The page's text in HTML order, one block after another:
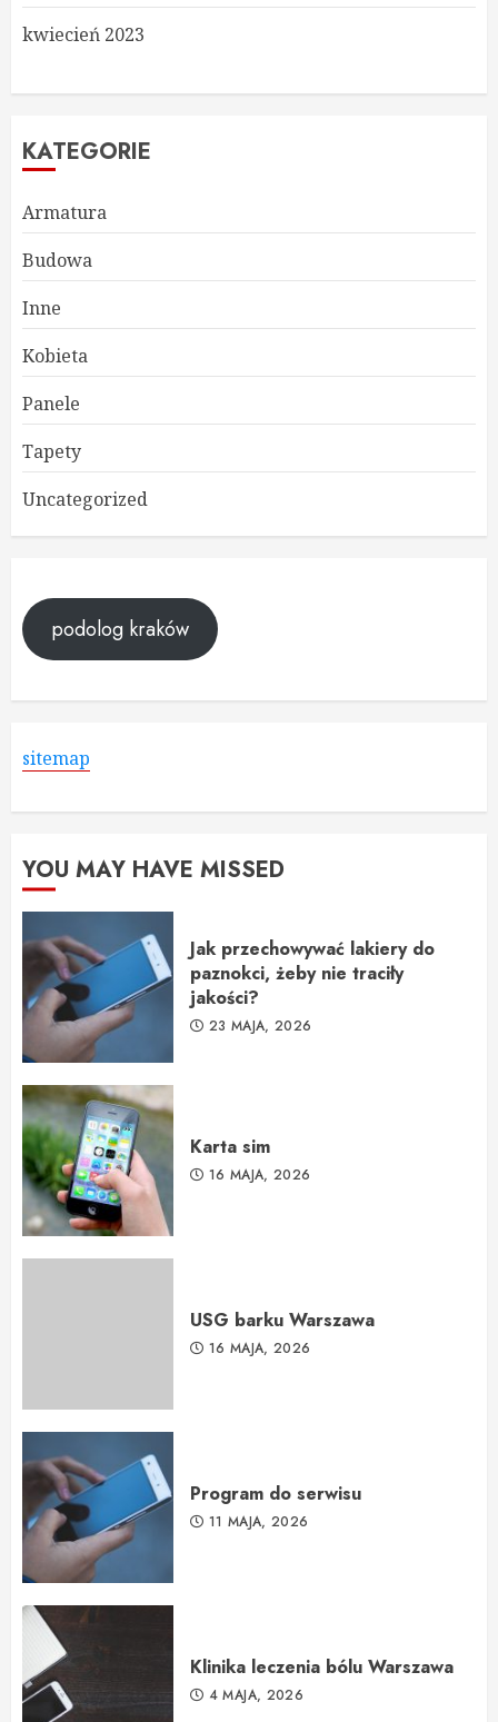
kwiecień 2023
KATEGORIE
Armatura
Budowa
Inne
Kobieta
Panele
Tapety
Uncategorized
podolog kraków
sitemap
YOU MAY HAVE MISSED
Jak przechowywać lakiery do
paznokci, żeby nie traciły
jakości?
23 MAJA, 2026
Karta sim
16 MAJA, 2026
USG barku Warszawa
16 MAJA, 2026
Program do serwisu
11 MAJA, 2026
Klinika leczenia bólu Warszawa
4 MAJA, 2026